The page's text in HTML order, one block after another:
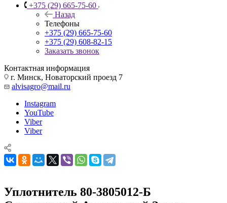
+375 (29) 665-75-60
Назад
Телефоны
+375 (29) 665-75-60
+375 (29) 608-82-15
Заказать звонок
Контактная информация
г. Минск, Новаторский проезд 7
alvisagro@mail.ru
Instagram
YouTube
Viber
Viber
Уплотнитель 80-3805012-Б